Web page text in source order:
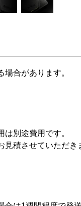
合があります。
別途費用です。
積させていただき